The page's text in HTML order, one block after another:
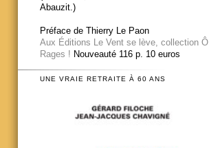
Abauzit.)
Préface de Thierry Le Paon
Aux Éditions Le Vent se lève, collection Ô
Rages ! Nouveauté 116 p. 10 euros
UNE VRAIE RETRAITE À 60 ANS